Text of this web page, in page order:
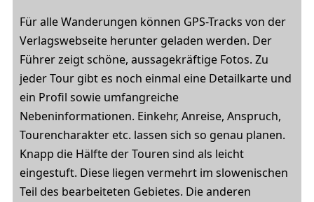
Für alle Wanderungen können GPS-Tracks von der
Verlagswebseite herunter geladen werden. Der
Führer zeigt schöne, aussagekräftige Fotos. Zu
jeder Tour gibt es noch einmal eine Detailkarte und
ein Profil sowie umfangreiche
Nebeninformationen. Einkehr, Anreise, Anspruch,
Tourencharakter etc. lassen sich so genau planen.
Knapp die Hälfte der Touren sind als leicht
eingestuft. Diese liegen vermehrt im slowenischen
Teil des bearbeiteten Gebietes. Die anderen